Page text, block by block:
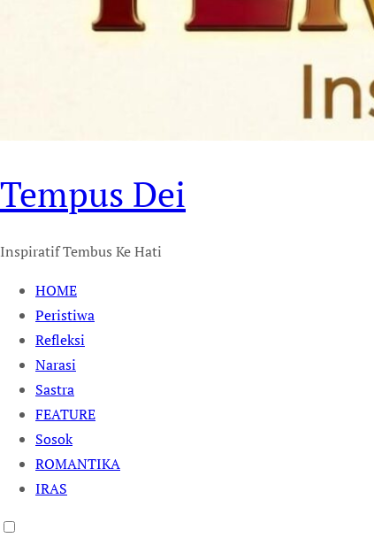
Tempus Dei
Inspiratif Tembus Ke Hati
HOME
Peristiwa
Refleksi
Narasi
Sastra
FEATURE
Sosok
ROMANTIKA
IRAS